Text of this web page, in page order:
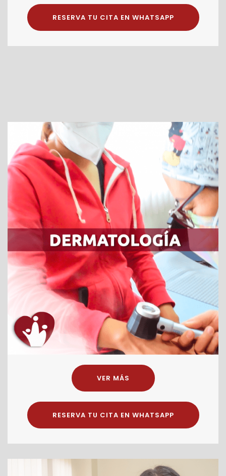
RESERVA TU CITA EN WHATSAPP
VER MÁS
RESERVA TU CITA EN WHATSAPP